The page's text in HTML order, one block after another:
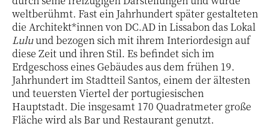
weltberühmt. Fast ein Jahrhundert später gestalteten
die Architekt*innen von DC.AD in Lissabon das Lokal
Luluund bezogen sich mit ihrem Interiordesign auf
diese Zeit und ihren Stil. Es befindet sich im
Erdgeschoss eines Gebäudes aus dem frühen 19.
Jahrhundert im Stadtteil Santos, einem der ältesten
und teuersten Viertel der portugiesischen
Hauptstadt. Die insgesamt 170 Quadratmeter große
Fläche wird als Bar und Restaurant genutzt.